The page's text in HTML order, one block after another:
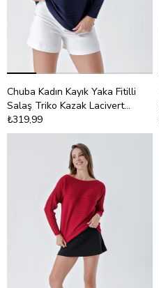
Chuba Kadın Kayık Yaka Fitilli
Salaş Triko Kazak Lacivert
24W109
₺319,99